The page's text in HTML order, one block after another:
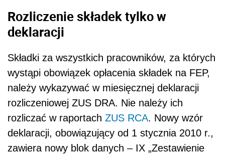
Rozliczenie składek tylko w
deklaracji
Składki za wszystkich pracowników, za których
wystąpi obowiązek opłacenia składek na FEP,
należy wykazywać w miesięcznej deklaracji
rozliczeniowej ZUS DRA. Nie należy ich
rozliczać w raportach ZUS RCA. Nowy wzór
deklaracji, obowiązujący od 1 stycznia 2010 r.,
zawiera nowy blok danych – IX „Zestawienie